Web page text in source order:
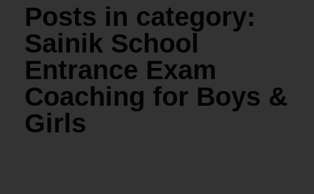
Posts in category:
Sainik School
Entrance Exam
Coaching for Boys &
Girls